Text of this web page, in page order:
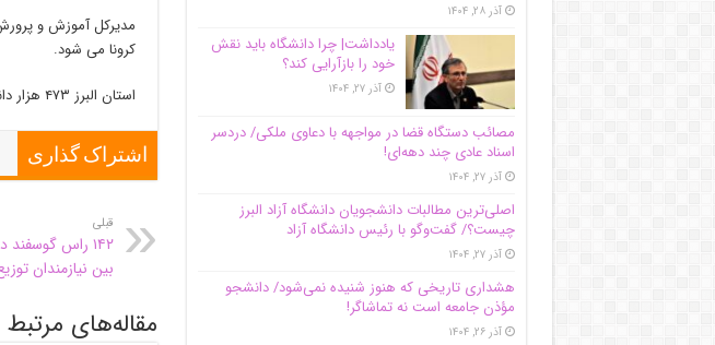
مدیرکل آموزش و
کرونا می شود.
استان البرز ۴۷۳ هزار دانش آموز دارد.
اشتراک گذاری
قبلی
۱۴۲ راس
بین نیازمندان
مقاله‌های مرتبط
آذر ۲۸, ۱۴۰۴
یادداشت| چرا دانشگاه باید نقش
خود را بازآرایی کند؟
آذر ۲۷, ۱۴۰۴
مصائب دستگاه قضا در مواجهه با دعاوی ملکی/ دردسر
اسناد عادی چند‌ دهه‌ای!
آذر ۲۷, ۱۴۰۴
اصلی‌ترین مطالبات دانشجویان دانشگاه آزاد البرز
چیست؟/ گفت‌وگو با رئیس دانشگاه آز‌اد
آذر ۲۷, ۱۴۰۴
هشداری تاریخی که هنوز شنیده نمی‌شود/ دانشجو
مؤذن جامعه است نه تماشاگر!
آذر ۲۶, ۱۴۰۴